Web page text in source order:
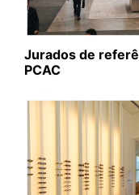
Jurados de
PCAC